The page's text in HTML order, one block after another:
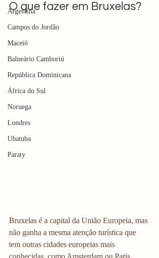
Argentina
Campos do Jordão
Maceió
Balneário Camboriú
República Dominicana
África do Sul
Noruega
Londres
Ubatuba
Paraty
O que fazer em Bruxelas?
Bruxelas é a capital da União Europeia, mas
não ganha a mesma atenção turística que
tem outras cidades europeias mais
conhecidas, como Amsterdam ou Paris.